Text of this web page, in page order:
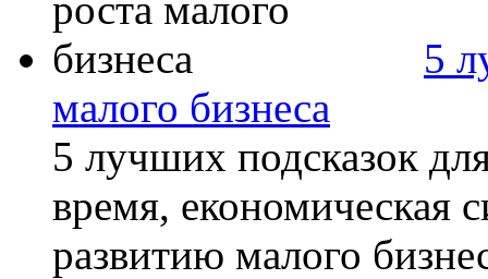
5
малого бизнеса
5 лучших подсказок
время, економическая
развитию малого